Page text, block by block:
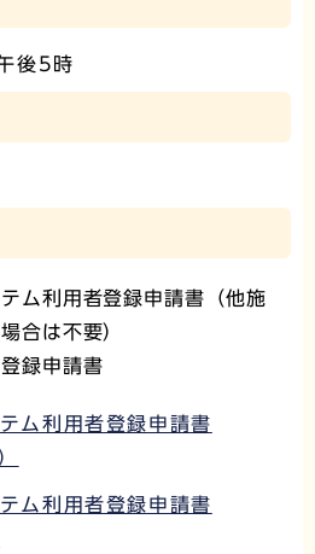
後5時
ム利用者登録申請書（他施
合は不要）
録申請書
ム利用者登録申請書
ム利用者登録申請書